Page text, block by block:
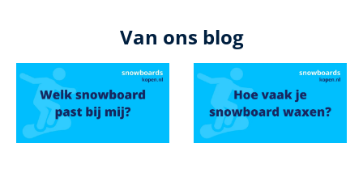
Van ons blog